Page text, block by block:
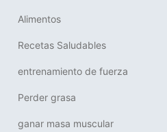
Alimentos
Recetas Saludables
entrenamiento de fuerza
Perder grasa
ganar masa muscular